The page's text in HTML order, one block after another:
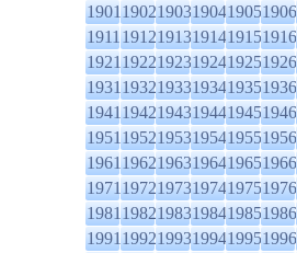
190119021903190419051906
191119121913191419151916
192119221923192419251926
193119321933193419351936
194119421943194419451946
195119521953195419551956
196119621963196419651966
197119721973197419751976
198119821983198419851986
199119921993199419951996